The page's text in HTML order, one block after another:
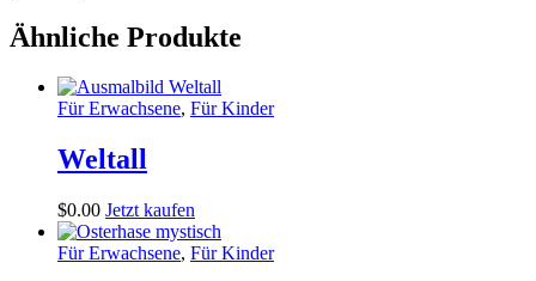
Ähnliche Produkte
Für Erwachsene, Für Kinder
Weltall
$0.00 Jetzt kaufen
Für Erwachsene, Für Kinder